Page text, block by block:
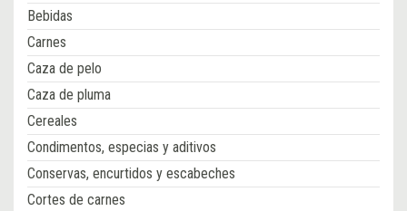
Bebidas
Carnes
Caza de pelo
Caza de pluma
Cereales
Condimentos, especias y aditivos
Conservas, encurtidos y escabeches
Cortes de carnes